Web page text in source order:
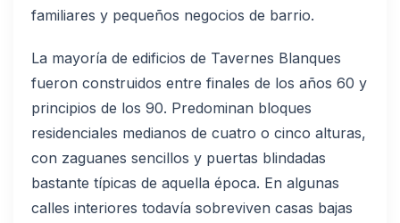
familiares y pequeños negocios de barrio.
La mayoría de edificios de Tavernes Blanques
fueron construidos entre finales de los años 60 y
principios de los 90. Predominan bloques
residenciales medianos de cuatro o cinco alturas,
con zaguanes sencillos y puertas blindadas
bastante típicas de aquella época. En algunas
calles interiores todavía sobreviven casas bajas